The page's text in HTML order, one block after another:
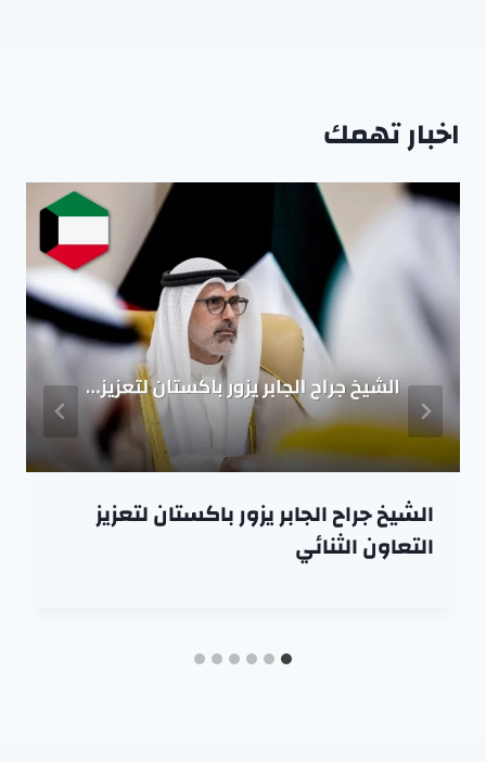
اخبار تهمك
الشيخ جراح الجابر يزور باكستان لتعزيز
التعاون الثنائي